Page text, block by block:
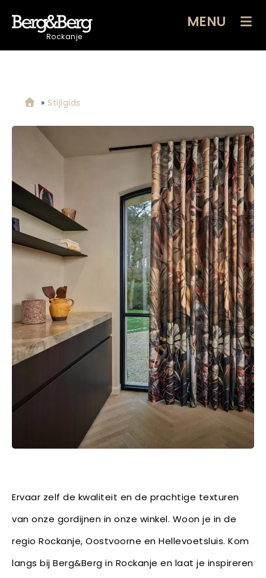
Rockanje
MENU
» Stijlgids
Ervaar zelf de kwaliteit en de prachtige texturen
van onze gordijnen in onze winkel. Woon je in de
regio Rockanje, Oostvoorne en Hellevoetsluis. Kom
langs bij Berg&Berg in Rockanje en laat je inspireren